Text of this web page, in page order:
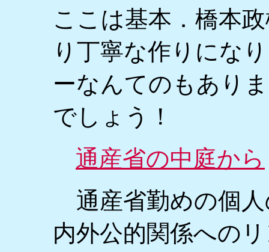
ここは基本．橋本
り丁寧な作りにな
ーなんてのもあり
でしょう！
通産省の中庭から
通産省勤めの個人
内外公的関係への